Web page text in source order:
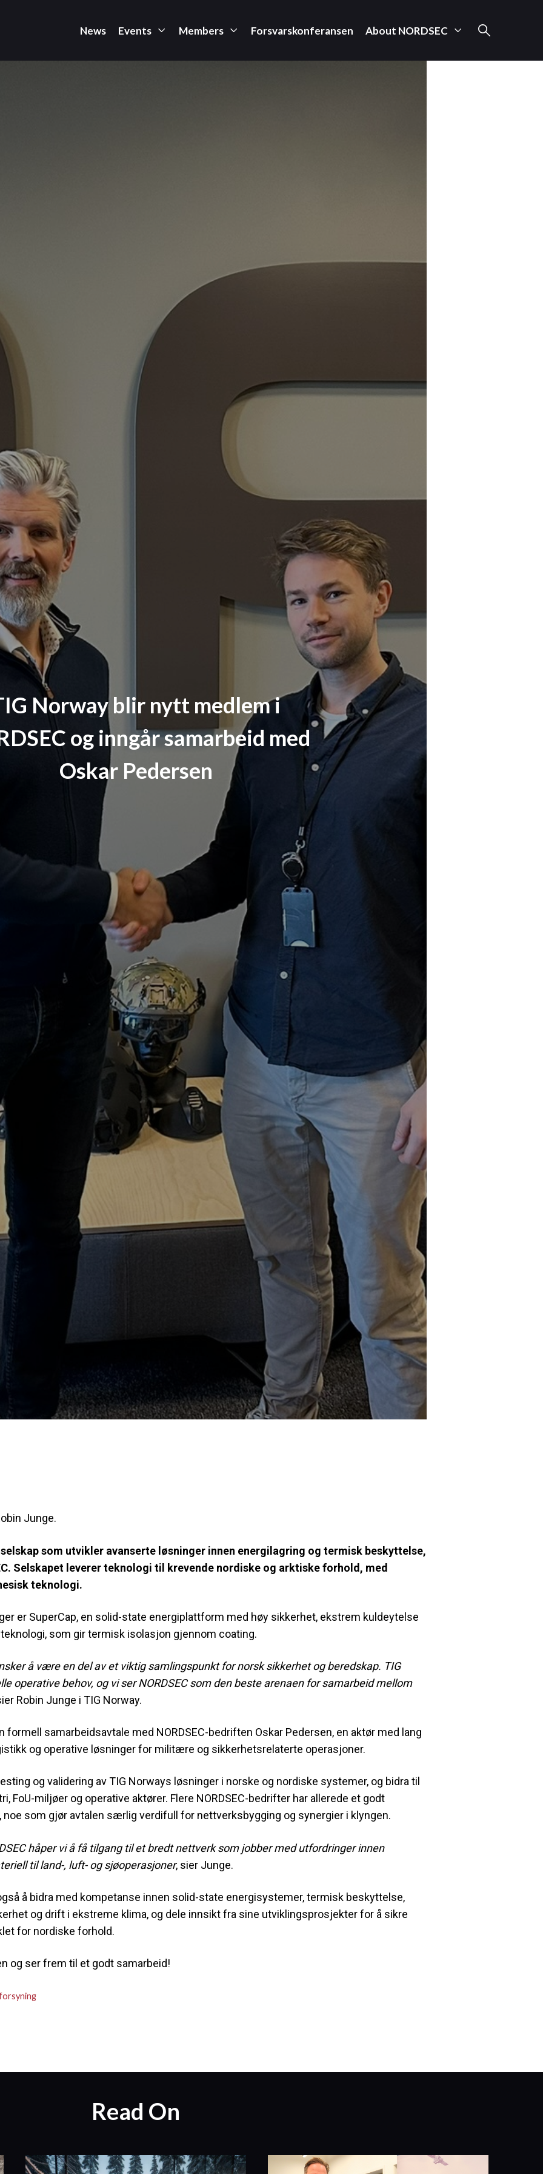
News Events Members Forsvarskonferansen About NORDSEC
Norway blir nytt medlem i
og inngår samarbeid med
Oskar Pedersen
Junge.
som utvikler avanserte løsninger innen energilagring og termisk beskyttelse,
Selskapet leverer teknologi til krevende nordiske og arktiske forhold, med
teknologi.
er SuperCap, en solid-state energiplattform med høy sikkerhet, ekstrem kuldeytelse
som gir termisk isolasjon gjennom coating.
å være en del av et viktig samlingspunkt for norsk sikkerhet og beredskap. TIG
operative behov, og vi ser NORDSEC som den beste arenaen for samarbeid mellom
Robin Junge i TIG Norway.
samarbeidsavtale med NORDSEC-bedriften Oskar Pedersen, en aktør med lang
og operative løsninger for militære og sikkerhetsrelaterte operasjoner.
og validering av TIG Norways løsninger i norske og nordiske systemer, og bidra til
FoU-miljøer og operative aktører. Flere NORDSEC-bedrifter har allerede et godt
noe som gjør avtalen særlig verdifull for nettverksbygging og synergier i klyngen.
håper vi å få tilgang til et bredt nettverk som jobber med utfordringer innen
til land-, luft- og sjøoperasjoner, sier Junge.
å bidra med kompetanse innen solid-state energisystemer, termisk beskyttelse,
og drift i ekstreme klima, og dele innsikt fra sine utviklingsprosjekter for å sikre
for nordiske forhold.
og ser frem til et godt samarbeid!
Read On